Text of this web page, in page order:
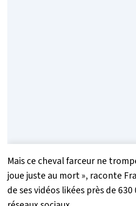
Mais ce cheval farceur ne
joue juste au mort», raconte
de ses vidéos likées près de 630